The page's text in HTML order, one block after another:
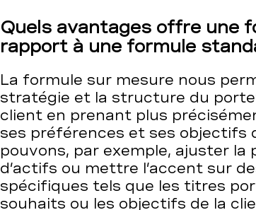
Quels avantages offre une
rapport à une formule
La formule sur mesure nous
stratégie et la structure du
client en prenant plus
ses préférences et ses objectifs
pouvons, par exemple, ajuster la
d’actifs ou mettre l’accent sur
spécifiques tels que les titres
souhaits ou les objectifs de la